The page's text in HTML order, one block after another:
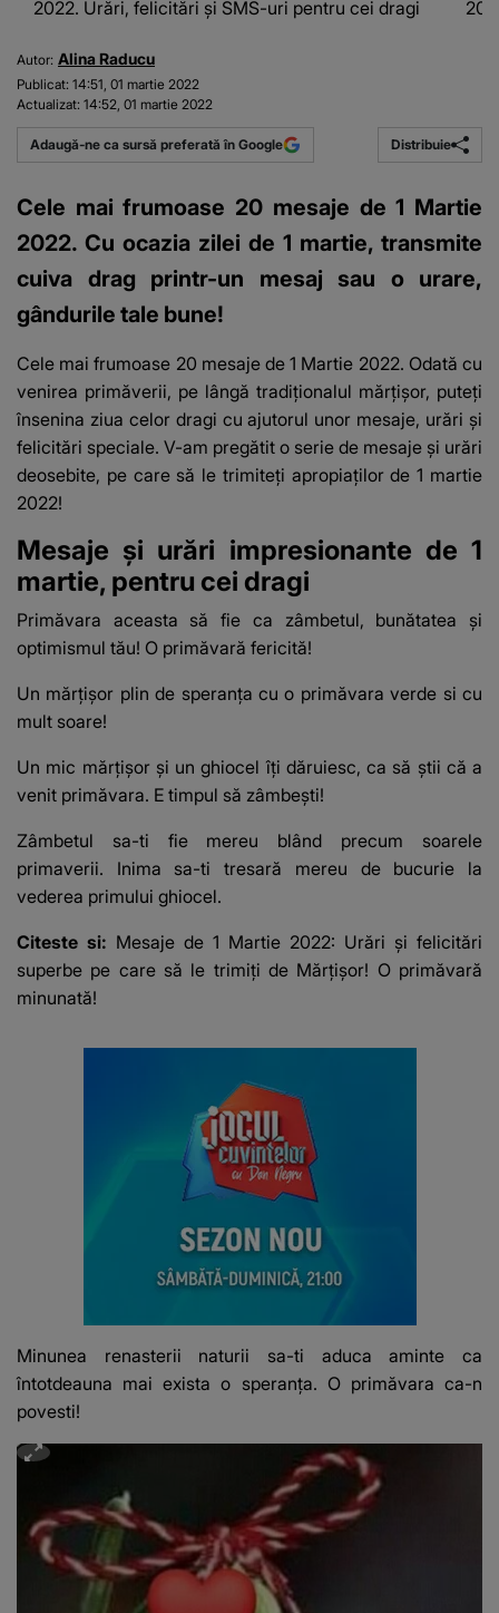
2022. Urări, felicitări și SMS-uri pentru cei dragi
Autor: Alina Raducu
Publicat: 14:51, 01 martie 2022
Actualizat: 14:52, 01 martie 2022
Adaugă-ne ca sursă preferată în Google Distribuie
Cele mai frumoase 20 mesaje de 1 Martie
2022. Cu ocazia zilei de 1 martie, transmite
cuiva drag printr-un mesaj sau o urare,
gândurile tale bune!
Cele mai frumoase 20 mesaje de 1 Martie 2022. Odată cu
venirea primăverii, pe lângă tradiţionalul mărţişor, puteţi
însenina ziua celor dragi cu ajutorul unor mesaje, urări și
felicitări speciale. V-am pregătit o serie de mesaje și urări
deosebite, pe care să le trimiteți apropiaților de 1 martie
2022!
Mesaje și urări impresionante de 1
martie, pentru cei dragi
Primăvara aceasta să fie ca zâmbetul, bunătatea şi
optimismul tău! O primăvară fericită!
Un mărţişor plin de speranţa cu o primăvara verde si cu
mult soare!
Un mic mărţişor şi un ghiocel îţi dăruiesc, ca să ştii că a
venit primăvara. E timpul să zâmbeşti!
Zâmbetul sa-ti fie mereu blând precum soarele
primaverii. Inima sa-ti tresară mereu de bucurie la
vederea primului ghiocel.
Citeste si: Mesaje de 1 Martie 2022: Urări şi felicitări
superbe pe care să le trimiți de Mărţişor! O primăvară
minunată!
Minunea renasterii naturii sa-ti aduca aminte ca
întotdeauna mai exista o speranţa. O primăvara ca-n
povesti!